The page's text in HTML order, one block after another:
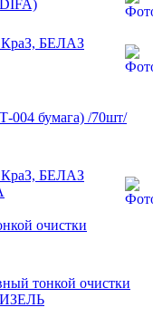
БЕЛАЗ
004 бумага) /70шт/
БЕЛАЗ
очистки
тонкой очистки